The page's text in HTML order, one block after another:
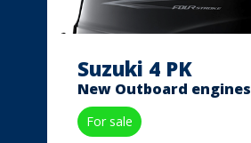
Suzuki 4 PK
New Outboard engines
For sale